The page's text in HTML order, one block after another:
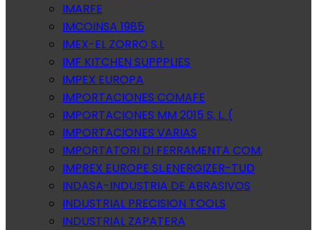
IMARFE
IMCOINSA 1985
IMEX-EL ZORRO S.L
IMF KITCHEN SUPPPLIES
IMPEX EUROPA
IMPORTACIONES COMAFE
IMPORTACIONES MM 2015 S, L. (
IMPORTACIONES VARIAS
IMPORTATORI DI FERRAMENTA COM.
IMPREX EUROPE SL.ENERGIZER-TUD
INDASA-INDUSTRIA DE ABRASIVOS
INDUSTRIAL PRECISION TOOLS
INDUSTRIAL ZAPATERA